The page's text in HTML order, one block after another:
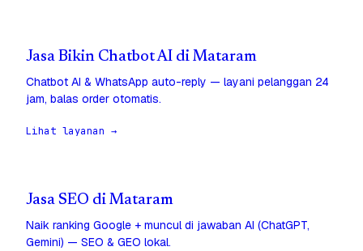
Jasa Bikin Chatbot AI di Mataram
Chatbot AI & WhatsApp auto-reply — layani pelanggan 24
jam, balas order otomatis.
Lihat layanan →
Jasa SEO di Mataram
Naik ranking Google + muncul di jawaban AI (ChatGPT,
Gemini) — SEO & GEO lokal.